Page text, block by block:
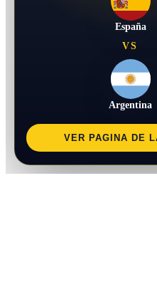
España
VS
Argentina
VER PAGINA DE